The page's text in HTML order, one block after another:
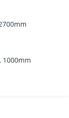
1000mm